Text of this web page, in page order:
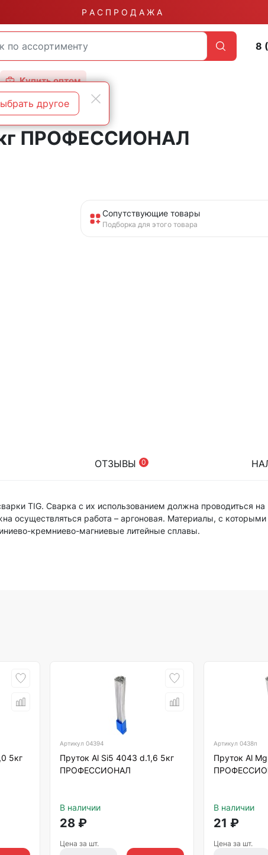
Р А С П Р О Д А Ж А
8
Купить оптом
ПРОФЕССИОНАЛ
Сопутствующие товары
Подборка для этого товара
ОТЗЫВЫ 0
TIG. Сварка с их использованием должна проводиться на
осуществляться работа – аргоновая. Материалы, с которыми
кремниево-магниевые литейные сплавы.
5кг
Артикул04394
Пруток Al Si5 4043 d.1,6 5кг
ПРОФЕССИОНАЛ
В наличии
28 ₽
Цена за шт.
Артикул 0438п
Пруток Al
В наличии
21 ₽
Цена за шт.
другое